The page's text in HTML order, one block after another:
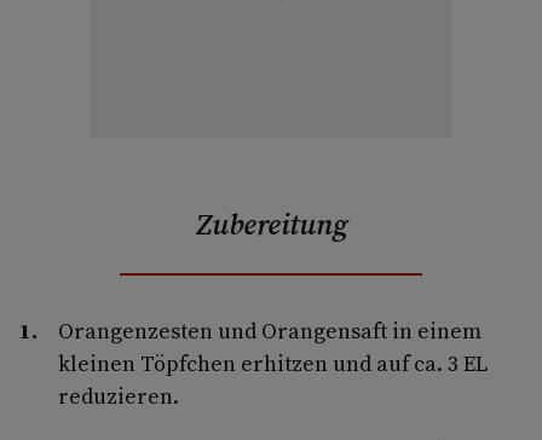
Zubereitung
Orangenzesten und Orangensaft in einem
kleinen Töpfchen erhitzen und auf ca. 3 EL
reduzieren.